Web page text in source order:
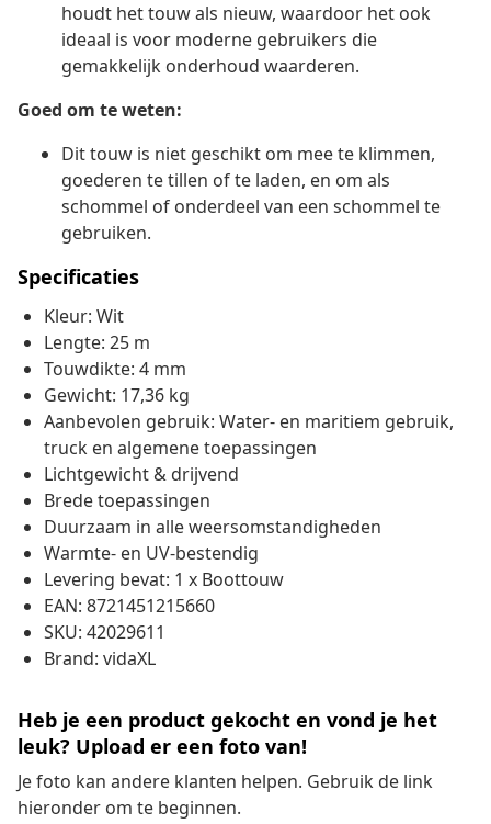
houdt het touw als nieuw, waardoor het ook
ideaal is voor moderne gebruikers die
gemakkelijk onderhoud waarderen.
Goed om te weten:
Dit touw is niet geschikt om mee te klimmen,
goederen te tillen of te laden, en om als
schommel of onderdeel van een schommel te
gebruiken.
Specificaties
Kleur: Wit
Lengte: 25 m
Touwdikte: 4 mm
Gewicht: 17,36 kg
Aanbevolen gebruik: Water- en maritiem gebruik,
truck en algemene toepassingen
Lichtgewicht & drijvend
Brede toepassingen
Duurzaam in alle weersomstandigheden
Warmte- en UV-bestendig
Levering bevat: 1 x Boottouw
EAN: 8721451215660
SKU: 42029611
Brand: vidaXL
Heb je een product gekocht en vond je het
leuk? Upload er een foto van!
Je foto kan andere klanten helpen. Gebruik de link
hieronder om te beginnen.